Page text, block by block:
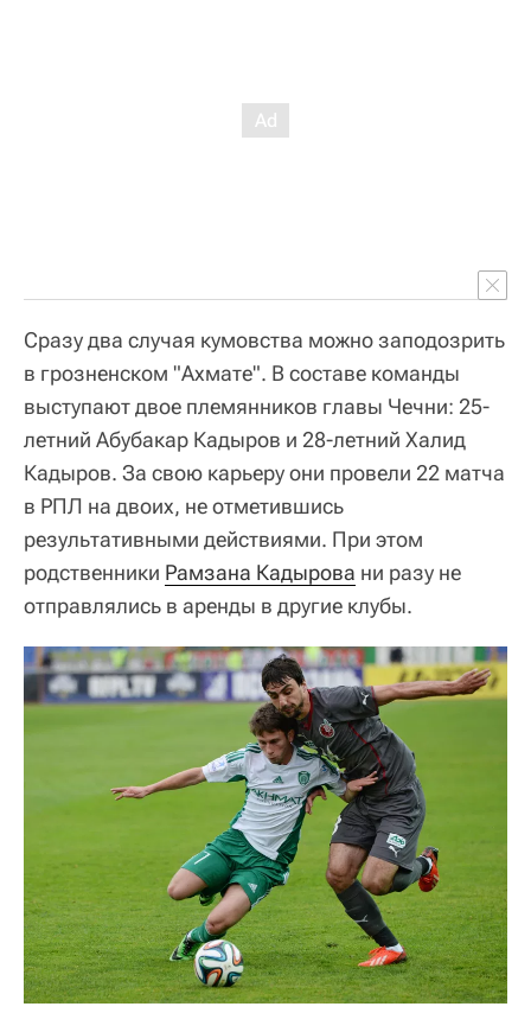
Сразу два случая кумовства можно заподозрить
в грозненском "Ахмате". В составе команды
выступают двое племянников главы Чечни: 25-
летний Абубакар Кадыров и 28-летний Халид
Кадыров. За свою карьеру они провели 22 матча
в РПЛ на двоих, не отметившись
результативными действиями. При этом
родственники Рамзана Кадырова ни разу не
отправлялись в аренды в другие клубы.